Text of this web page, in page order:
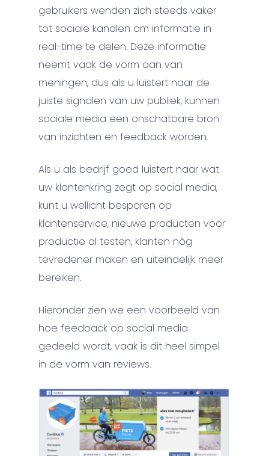
gebruikers wenden zich steeds vaker
tot sociale kanalen om informatie in
real-time te delen. Deze informatie
neemt vaak de vorm aan van
meningen, dus als u luistert naar de
juiste signalen van uw publiek, kunnen
sociale media een onschatbare bron
van inzichten en feedback worden.
Als u als bedrijf goed luistert naar wat
uw klantenkring zegt op social media,
kunt u wellicht besparen op
klantenservice, nieuwe producten voor
productie al testen, klanten nóg
tevredener maken en uiteindelijk meer
bereiken.
Hieronder zien we een voorbeeld van
hoe feedback op social media
gedeeld wordt, vaak is dit heel simpel
in de vorm van reviews.